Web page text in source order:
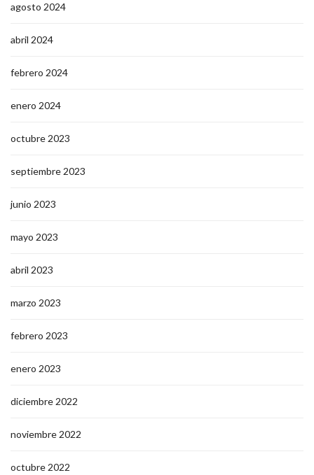
agosto 2024
abril 2024
febrero 2024
enero 2024
octubre 2023
septiembre 2023
junio 2023
mayo 2023
abril 2023
marzo 2023
febrero 2023
enero 2023
diciembre 2022
noviembre 2022
octubre 2022